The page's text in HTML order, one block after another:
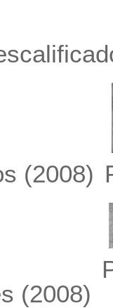
(2008)
(2008)